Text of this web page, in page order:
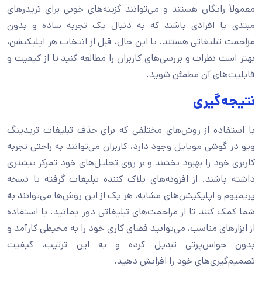
معمولاً رایگان هستند و می‌توانند گزینه‌های خوبی برای تریدرهای
مبتدی یا افرادی باشند که به دنبال یک تجربه ساده و بدون
مزاحمت تبلیغاتی هستند. با این حال، قبل از انتخاب هر اپلیکیشن،
بهتر است نظرات و بررسی‌های کاربران را مطالعه کنید تا از کیفیت و
قابلیت‌های آن مطمئن شوید.
نتیجه‌گیری
با استفاده از روش‌های مختلفی که برای حذف تبلیغات تریدینگ
ویو در گوشی موبایل وجود دارد، کاربران می‌توانند به راحتی تجربه
کاربری خود را بهبود بخشند و بر روی تحلیل‌های خود تمرکز بیشتری
داشته باشند. از افزونه‌های بلاک کننده تبلیغات گرفته تا نسخه
پریمیوم و اپلیکیشن‌های مشابه، هر یک از این روش‌ها می‌توانند به
شما کمک کنند تا از مزاحمت‌های تبلیغاتی دور بمانید. با استفاده
از ابزارهای مناسب، می‌توانید فضای کاری خود را به محیطی کارآمد و
بدون حواس‌پرتی تبدیل کرده و به این ترتیب، کیفیت
تصمیم‌گیری‌های خود را افزایش دهید.